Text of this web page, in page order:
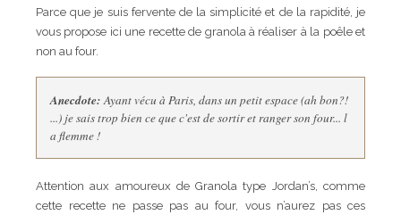
Parce que je suis fervente de la simplicité et de la rapidité, je
vous propose ici une recette de granola à réaliser à la poêle et
non au four.
Anecdote: Ayant vécu à Paris, dans un petit espace (ah bon?!
...) je sais trop bien ce que c'est de sortir et ranger son four... l
a flemme !
Attention aux amoureux de Granola type Jordan’s, comme
cette recette ne passe pas au four, vous n’aurez pas ces